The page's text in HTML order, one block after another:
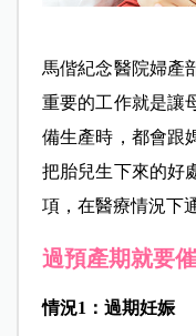
馬偕紀念醫院婦產
重要的工作就是讓
備生產時，都會跟
把胎兒生下來的好
項，在醫療情況下
過預產期就要
情況1：過期妊娠